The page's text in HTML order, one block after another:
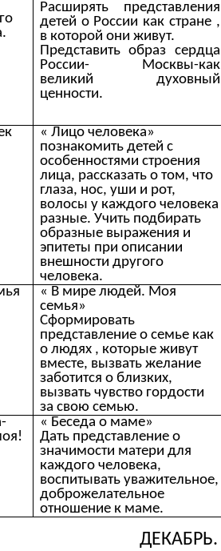
Расширять представления
детей о России как стране ,
в которой они живут.
Представить образ сердца
России- Москвы-как
великий духовный
ценности.
« Лицо человека»
познакомить детей с
особенностями строения
лица, рассказать о том, что
глаза, нос, уши и рот,
волосы у каждого человека
разные. Учить подбирать
образные выражения и
эпитеты при описании
внешности другого
человека.
« В мире людей. Моя
семья»
Сформировать
представление о семье как
о людях , которые живут
вместе, вызвать желание
заботится о близких,
вызвать чувство гордости
за свою семью.
« Беседа о маме»
Дать представление о
значимости матери для
каждого человека,
воспитывать уважительное,
доброжелательное
отношение к маме.
ДЕКАБРЬ.